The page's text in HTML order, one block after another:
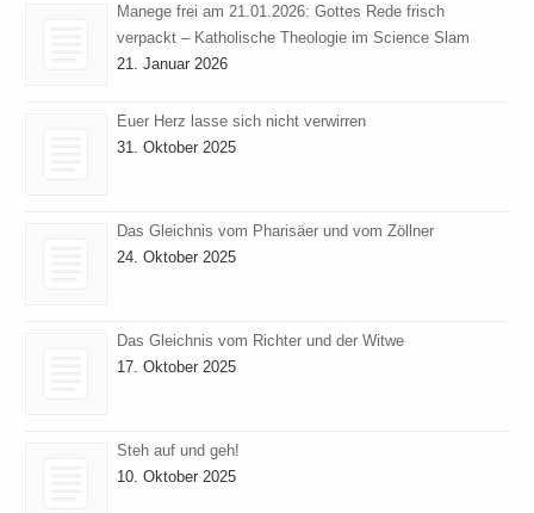
Manege frei am 21.01.2026: Gottes Rede frisch
verpackt – Katholische Theologie im Science Slam
21. Januar 2026
Euer Herz lasse sich nicht verwirren
31. Oktober 2025
Das Gleichnis vom Pharisäer und vom Zöllner
24. Oktober 2025
Das Gleichnis vom Richter und der Witwe
17. Oktober 2025
Steh auf und geh!
10. Oktober 2025